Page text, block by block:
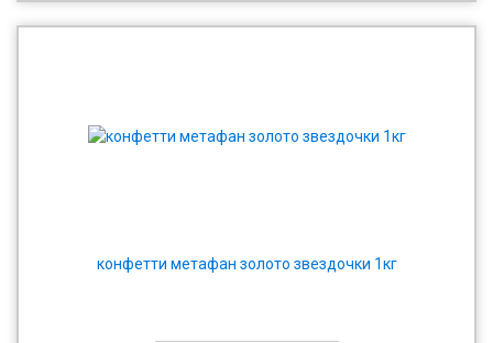
конфетти метафан золото звездочки 1кг